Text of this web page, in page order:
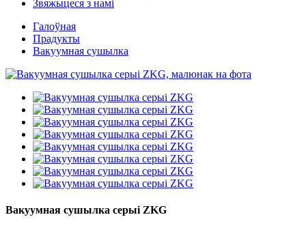
Звяжыцеся з намі
Галоўная
Прадукты
Вакуумная сушылка
Вакуумная сушылка серыі ZKG